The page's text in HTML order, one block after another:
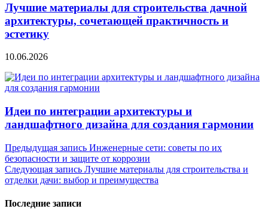
Лучшие материалы для строительства дачной
архитектуры, сочетающей практичность и
эстетику
10.06.2026
Идеи по интеграции архитектуры и
ландшафтного дизайна для создания гармонии
Навигация
по
записям
Предыдущая запись Инженерные сети: советы по их
безопасности и защите от коррозии
Следующая запись Лучшие материалы для строительства и
отделки дачи: выбор и преимущества
Последние записи